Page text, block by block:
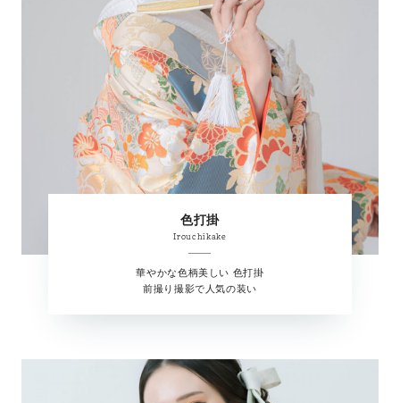
色打掛
Irouchikake
華やかな色柄美しい 色打掛
前撮り撮影で人気の装い